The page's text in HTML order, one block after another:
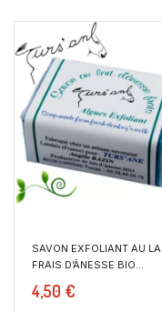
SAVON EXFOLIANT AU
FRAIS D’ÂNESSE BIO...
4,50 €